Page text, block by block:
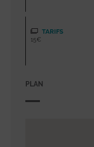
TARIFS
15€
PLAN